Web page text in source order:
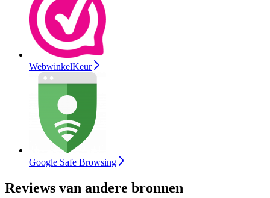
WebwinkelKeur
Google Safe Browsing
Reviews van andere bronnen